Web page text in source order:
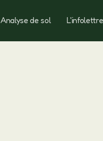
Analyse de sol L'infolettre
Notes